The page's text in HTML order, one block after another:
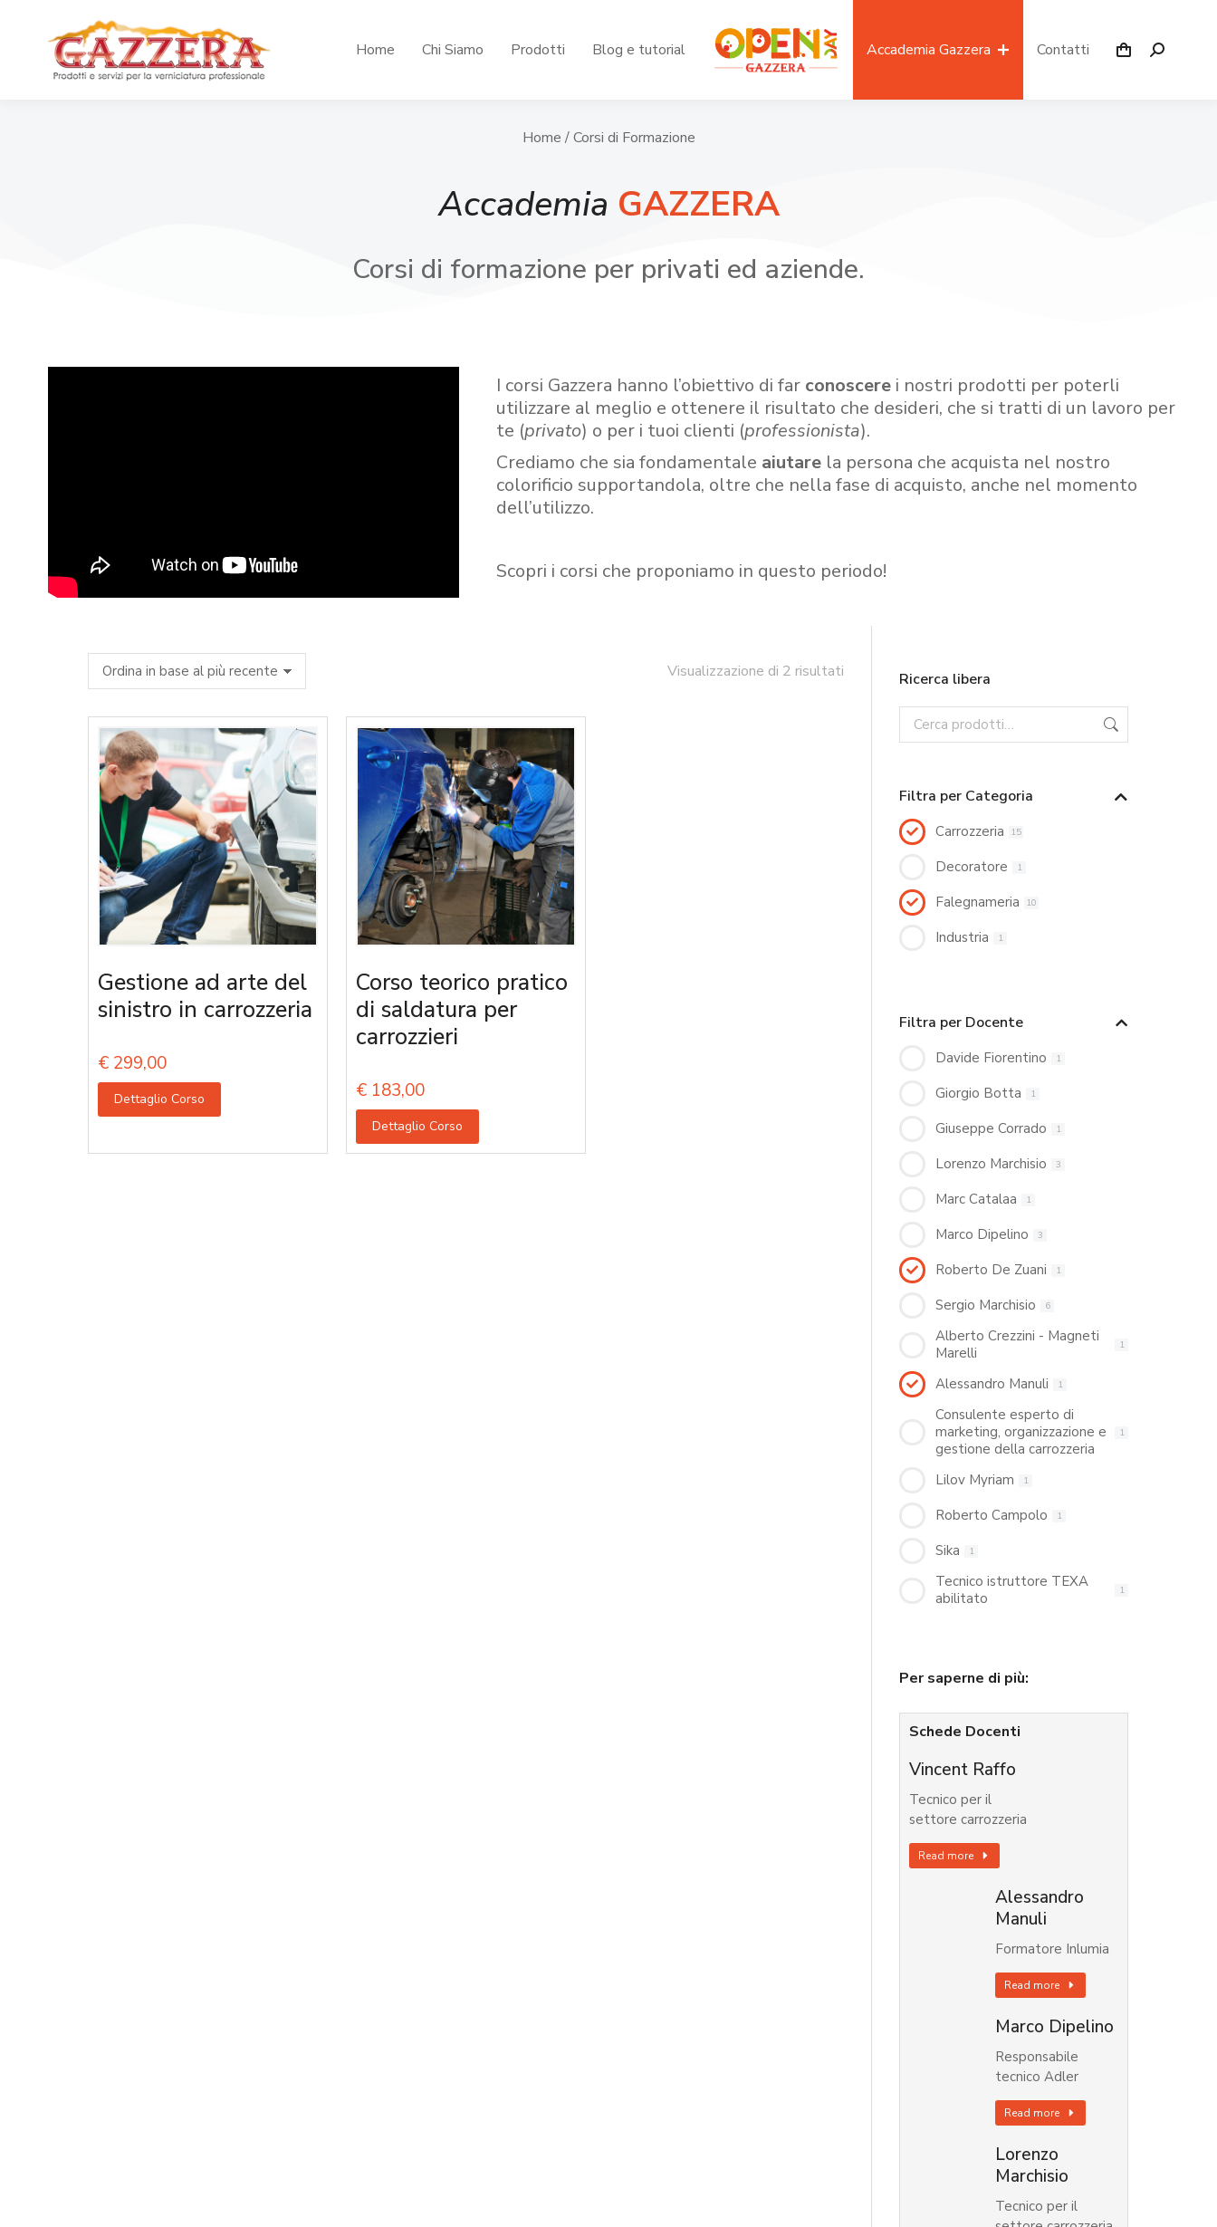
Home Chi Siamo Prodotti Blog e tutorial Accademia Gazzera Contatti
Home / Corsi di Formazione
Accademia GAZZERA
Corsi di formazione per privati ed aziende.
I corsi Gazzera hanno l’obiettivo di far conoscerei nostri prodotti per poterli
utilizzare al meglio e ottenere il risultato che desideri, che si tratti di un lavoro per
te (privato) o per i tuoi clienti (professionista).
Crediamo che sia fondamentale aiutare la persona che acquista nel nostro
colorificio supportandola, oltre che nella fase di acquisto, anche nel momento
dell’utilizzo.
Scopri i corsi che proponiamo in questo periodo!
Visualizzazione di 2 risultati
Gestione ad arte del
sinistro in carrozzeria
€ 299,00
Dettaglio Corso
Corso teorico pratico
di saldatura per
carrozzieri
€ 183,00
Dettaglio Corso
Ricerca libera
Filtra per Categoria
Carrozzeria 15
Decoratore 1
Falegnameria 10
Industria 1
Filtra per Docente
Davide Fiorentino 1
Giorgio Botta 1
Giuseppe Corrado 1
Lorenzo Marchisio 3
Marc Catalaa 1
Marco Dipelino 3
Roberto De Zuani 1
Sergio Marchisio 6
Alberto Crezzini - Magneti
Marelli
1
Alessandro Manuli 1
Consulente esperto di
marketing, organizzazione e
gestione della carrozzeria
1
Lilov Myriam 1
Roberto Campolo 1
Sika 1
Tecnico istruttore TEXA
abilitato
1
Per saperne di più:
Schede Docenti
Vincent Raffo
Tecnico per il
settore carrozzeria
Read more
Alessandro
Manuli
Formatore Inlumia
Read more
Marco Dipelino
Responsabile
tecnico Adler
Read more
Lorenzo
Marchisio
Tecnico per il